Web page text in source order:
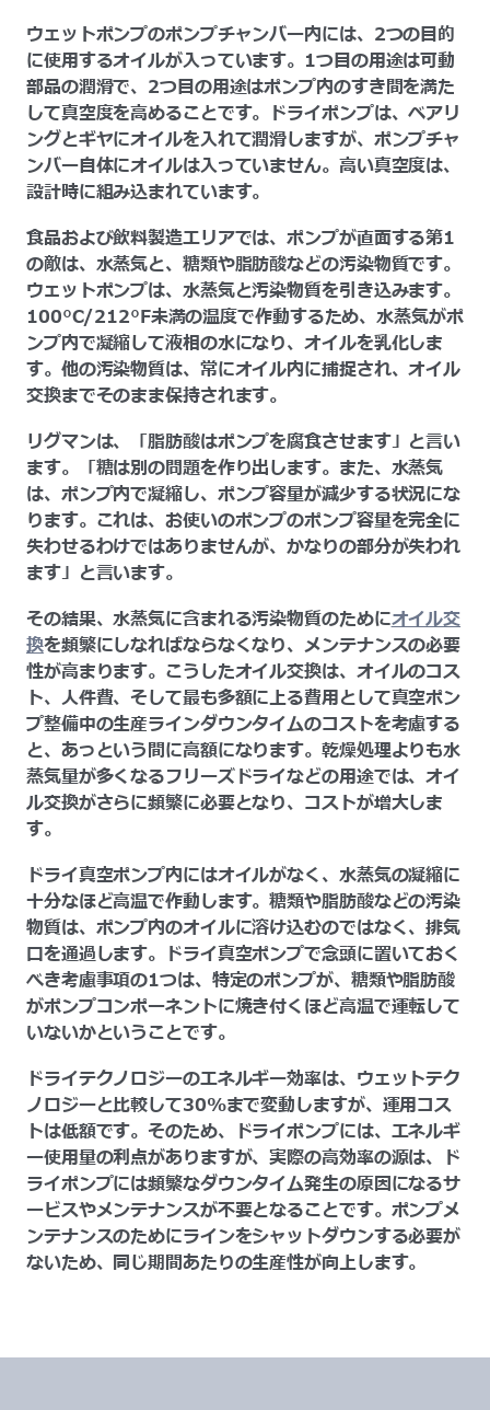
ウェットポンプのポンプチャンバー内には、2つの目的
に使用するオイルが入っています。1つ目の用途は可動
部品の潤滑で、2つ目の用途はポンプ内のすき間を満た
して真空度を高めることです。ドライポンプは、ベアリ
ングとギヤにオイルを入れて潤滑しますが、ポンプチャ
ンバー自体にオイルは入っていません。高い真空度は、
設計時に組み込まれています。
食品および飲料製造エリアでは、ポンプが直面する第1
の敵は、水蒸気と、糖類や脂肪酸などの汚染物質です。
ウェットポンプは、水蒸気と汚染物質を引き込みます。
100°C/212°F未満の温度で作動するため、水蒸気がポ
ンプ内で凝縮して液相の水になり、オイルを乳化しま
す。他の汚染物質は、常にオイル内に捕捉され、オイル
交換までそのまま保持されます。
リグマンは、「脂肪酸はポンプを腐食させます」と言い
ます。「糖は別の問題を作り出します。また、水蒸気
は、ポンプ内で凝縮し、ポンプ容量が減少する状況にな
ります。これは、お使いのポンプのポンプ容量を完全に
失わせるわけではありませんが、かなりの部分が失われ
ます」と言います。
その結果、水蒸気に含まれる汚染物質のためにオイル交
換を頻繁にしなればならなくなり、メンテナンスの必要
性が高まります。こうしたオイル交換は、オイルのコス
ト、人件費、そして最も多額に上る費用として真空ポン
プ整備中の生産ラインダウンタイムのコストを考慮する
と、あっという間に高額になります。乾燥処理よりも水
蒸気量が多くなるフリーズドライなどの用途では、オイ
ル交換がさらに頻繁に必要となり、コストが増大しま
す。
ドライ真空ポンプ内にはオイルがなく、水蒸気の凝縮に
十分なほど高温で作動します。糖類や脂肪酸などの汚染
物質は、ポンプ内のオイルに溶け込むのではなく、排気
口を通過します。ドライ真空ポンプで念頭に置いておく
べき考慮事項の1つは、特定のポンプが、糖類や脂肪酸
がポンプコンポーネントに焼き付くほど高温で運転して
いないかということです。
ドライテクノロジーのエネルギー効率は、ウェットテク
ノロジーと比較して30%まで変動しますが、運用コス
トは低額です。そのため、ドライポンプには、エネルギ
ー使用量の利点がありますが、実際の高効率の源は、ド
ライポンプには頻繁なダウンタイム発生の原因になるサ
ービスやメンテナンスが不要となることです。ポンプメ
ンテナンスのためにラインをシャットダウンする必要が
ないため、同じ期間あたりの生産性が向上します。